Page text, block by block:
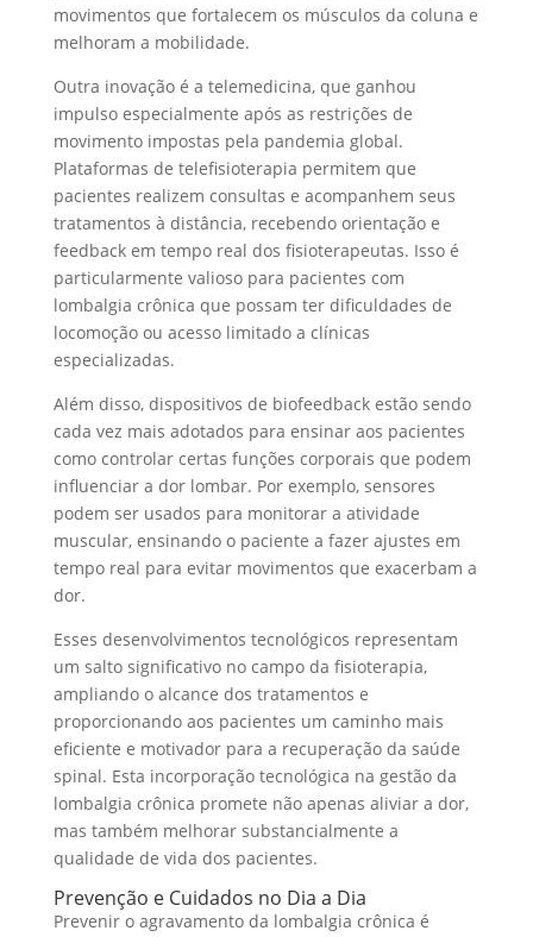
movimentos que fortalecem os músculos da coluna e
melhoram a mobilidade.
Outra inovação é a telemedicina, que ganhou
impulso especialmente após as restrições de
movimento impostas pela pandemia global.
Plataformas de telefisioterapia permitem que
pacientes realizem consultas e acompanhem seus
tratamentos à distância, recebendo orientação e
feedback em tempo real dos fisioterapeutas. Isso é
particularmente valioso para pacientes com
lombalgia crônica que possam ter dificuldades de
locomoção ou acesso limitado a clínicas
especializadas.
Além disso, dispositivos de biofeedback estão sendo
cada vez mais adotados para ensinar aos pacientes
como controlar certas funções corporais que podem
influenciar a dor lombar. Por exemplo, sensores
podem ser usados para monitorar a atividade
muscular, ensinando o paciente a fazer ajustes em
tempo real para evitar movimentos que exacerbam a
dor.
Esses desenvolvimentos tecnológicos representam
um salto significativo no campo da fisioterapia,
ampliando o alcance dos tratamentos e
proporcionando aos pacientes um caminho mais
eficiente e motivador para a recuperação da saúde
spinal. Esta incorporação tecnológica na gestão da
lombalgia crônica promete não apenas aliviar a dor,
mas também melhorar substancialmente a
qualidade de vida dos pacientes.
Prevenção e Cuidados no Dia a Dia
Prevenir o agravamento da lombalgia crônica é